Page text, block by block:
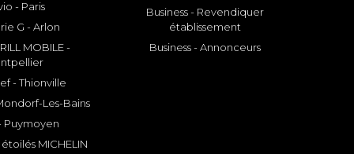
- Paris
G - Arlon
MOBILE -
- Thionville
Les-Bains
Puymoyen
MICHELIN
Business - Revendiquer
établissement
Business - Annonceurs